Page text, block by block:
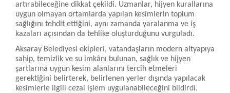
artırabileceğine dikkat çekildi. Uzmanlar, hijyen kurallarına
uygun olmayan ortamlarda yapılan kesimlerin toplum
sağlığını tehdit ettiğini, aynı zamanda yaralanma ve iş
kazaları açısından da tehlike oluşturduğunu vurguladı.
Aksaray Belediyesi ekipleri, vatandaşların modern altyapıya
sahip, temizlik ve su imkânı bulunan, sağlık ve hijyen
şartlarına uygun kesim alanlarını tercih etmeleri
gerektiğini belirterek, belirlenen yerler dışında yapılacak
kesimlerle ilgili cezai işlem uygulanabileceğini bildirdi.